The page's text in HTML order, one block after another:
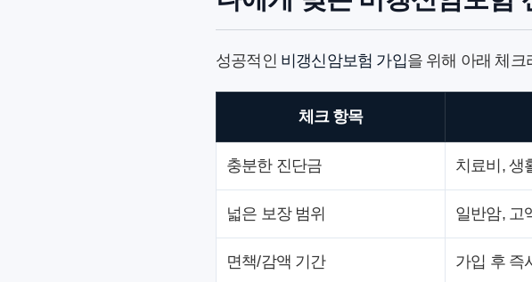
성공적인 비갱신암보험 가입을 위해 아래 체
체크 항목
충분한 진단금 치료비, 생
넓은 보장 범위 일반암, 고
면책/감액 기간 가입 후 즉